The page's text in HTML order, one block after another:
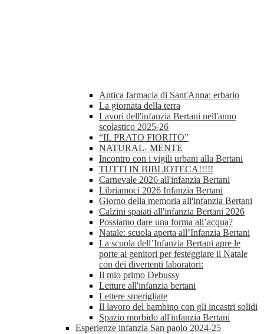
Antica farmacia di Sant'Anna: erbario
La giornata della terra
Lavori dell'infanzia Bertani nell'anno
scolastico 2025-26
“IL PRATO FIORITO”
NATURAL- MENTE
Incontro con i vigili urbani alla Bertani
TUTTI IN BIBLIOTECA!!!!!
Carnevale 2026 all'infanzia Bertani
Libriamoci 2026 Infanzia Bertani
Giorno della memoria all'infanzia Bertani
Calzini spaiati all'infanzia Bertani 2026
Possiamo dare una forma all’acqua?
Natale: scuola aperta all’Infanzia Bertani
La scuola dell’Infanzia Bertani apre le
porte ai genitori per festeggiare il Natale
con dei divertenti laboratori:
Il mio primo Debussy
Letture all'infanzia bertani
Lettere smerigliate
Il lavoro del bambino con gli incastri solidi
Spazio morbido all'infanzia Bertani
Esperienze infanzia San paolo 2024-25